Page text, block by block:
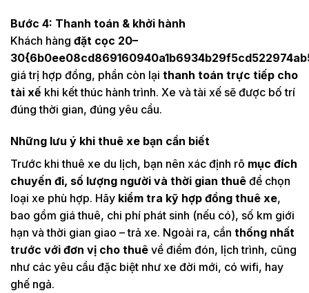
Bước 4: Thanh toán & khởi hành
Khách hàng đặt cọc 20–
giá trị hợp đồng, phần còn lại thanh toán trực tiếp cho
tài xế khi kết thúc hành trình. Xe và tài xế sẽ được bố trí
đúng thời gian, đúng yêu cầu.
Những lưu ý khi thuê xe bạn cần biết
Trước khi thuê xe du lịch, bạn nên xác định rõ mục đích
chuyến đi, số lượng người và thời gian thuê để chọn
loại xe phù hợp. Hãy kiểm tra kỹ hợp đồng thuê xe,
bao gồm giá thuê, chi phí phát sinh (nếu có), số km giới
hạn và thời gian giao – trả xe. Ngoài ra, cần thống nhất
trước với đơn vị cho thuê về điểm đón, lịch trình, cũng
như các yêu cầu đặc biệt như xe đời mới, có wifi, hay
ghế ngả.